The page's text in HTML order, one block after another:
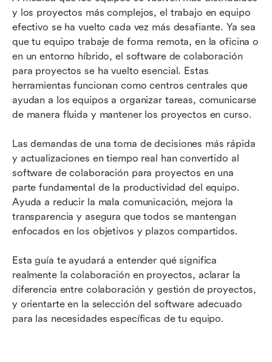
y los proyectos más complejos, el trabajo en equipo
efectivo se ha vuelto cada vez más desafiante. Ya sea
que tu equipo trabaje de forma remota, en la oficina o
en un entorno híbrido, el software de colaboración
para proyectos se ha vuelto esencial. Estas
herramientas funcionan como centros centrales que
ayudan a los equipos a organizar tareas, comunicarse
de manera fluida y mantener los proyectos en curso.
Las demandas de una toma de decisiones más rápida
y actualizaciones en tiempo real han convertido al
software de colaboración para proyectos en una
parte fundamental de la productividad del equipo.
Ayuda a reducir la mala comunicación, mejora la
transparencia y asegura que todos se mantengan
enfocados en los objetivos y plazos compartidos.
Esta guía te ayudará a entender qué significa
realmente la colaboración en proyectos, aclarar la
diferencia entre colaboración y gestión de proyectos,
y orientarte en la selección del software adecuado
para las necesidades específicas de tu equipo.
Los 11 mejores software de colaboración de
proyectos en 2026
Beneficios de usar software de colaboración
para proyectos
Preguntas frecuentes
Lectura relacionada